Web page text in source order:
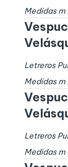
Medidas m
Letreros
Medidas m
Letreros
Medidas m